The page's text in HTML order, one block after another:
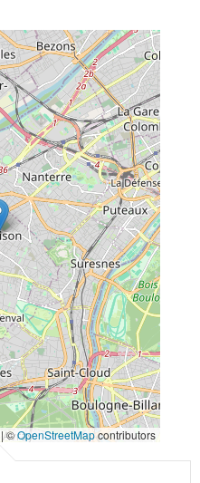
|©OpenStreetMapcontributors